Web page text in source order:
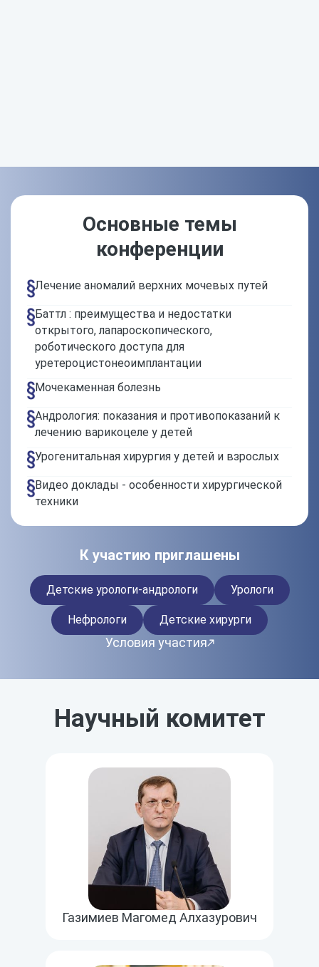
Основные темы
конференции
Лечение аномалий верхних мочевых путей
Баттл : преимущества и недостатки
открытого, лапароскопического,
роботического доступа для
уретероцистонеоимплантации
Мочекаменная болезнь
Андрология: показания и противопоказаний к
лечению варикоцеле у детей
Урогенитальная хирургия у детей и взрослых
Видео доклады - особенности хирургической
техники
К участию приглашены
Детские урологи-андрологи Урологи
Нефрологи Детские хирурги
Условия участия
Научный комитет
Газимиев Магомед Алхазурович